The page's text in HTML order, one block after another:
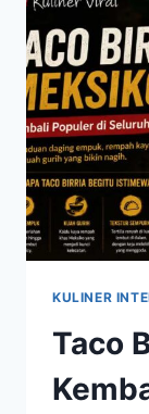
KULINER
Taco